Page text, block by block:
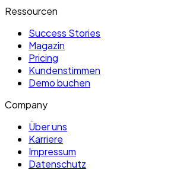
Ressourcen
Success Stories
Magazin
Pricing
Kundenstimmen
Demo buchen
Company
Über uns
Karriere
Impressum
Datenschutz